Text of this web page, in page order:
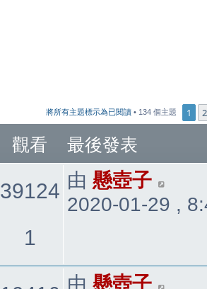
將所有主題標示為已閱讀 • 134 個主題 1 2
觀看 最後發表
39124
1
看
最
後
由 懸壺子
2020-01-29 ,
最
由 懸壺子